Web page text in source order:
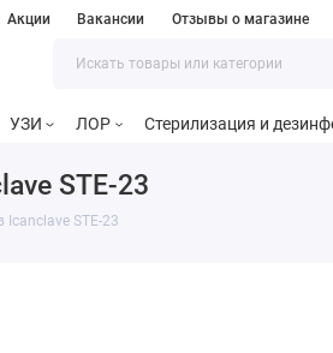
Акции Вакансии Отзывы о магазине
УЗИ ЛОР Стерилизация и
STE-23
Icanclave STE-23